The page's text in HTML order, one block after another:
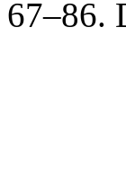
67–86.